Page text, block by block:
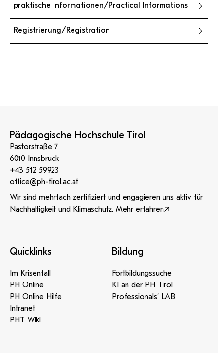
praktische Informationen/Practical Informations
Registrierung/Registration
Pädagogische Hochschule Tirol
Pastorstraße 7
6010 Innsbruck
+43 512 59923
office@ph-tirol.ac.at
Wir sind mehrfach zertifiziert und engagieren uns aktiv für
Nachhaltigkeit und Klimaschutz. Mehr erfahren
Quicklinks
Im Krisenfall
PH Online
PH Online Hilfe
Intranet
PHT Wiki
Bildung
Fortbildungssuche
KI an der PH Tirol
Professionals‘ LAB